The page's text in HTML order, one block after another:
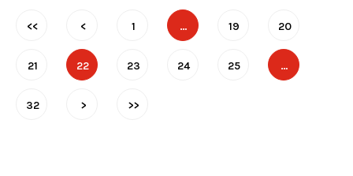
<< < 1 … 19 20
21 22 23 24 25 …
32 > >>